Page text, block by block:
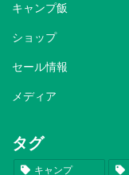
キャンプ飯
ショップ
セール情報
メディア
タグ
キャンプ